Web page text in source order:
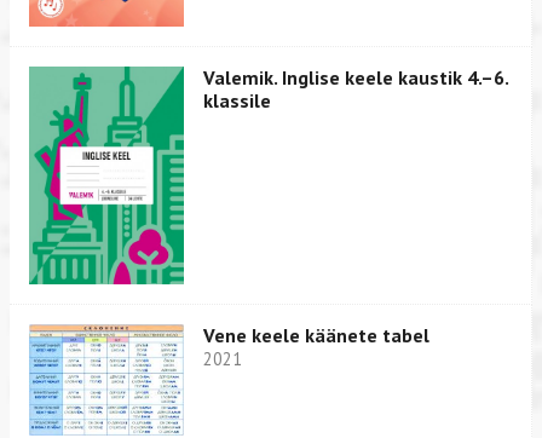
Valemik. Inglise keele kaustik 4.–6.
klassile
Vene keele käänete tabel
2021